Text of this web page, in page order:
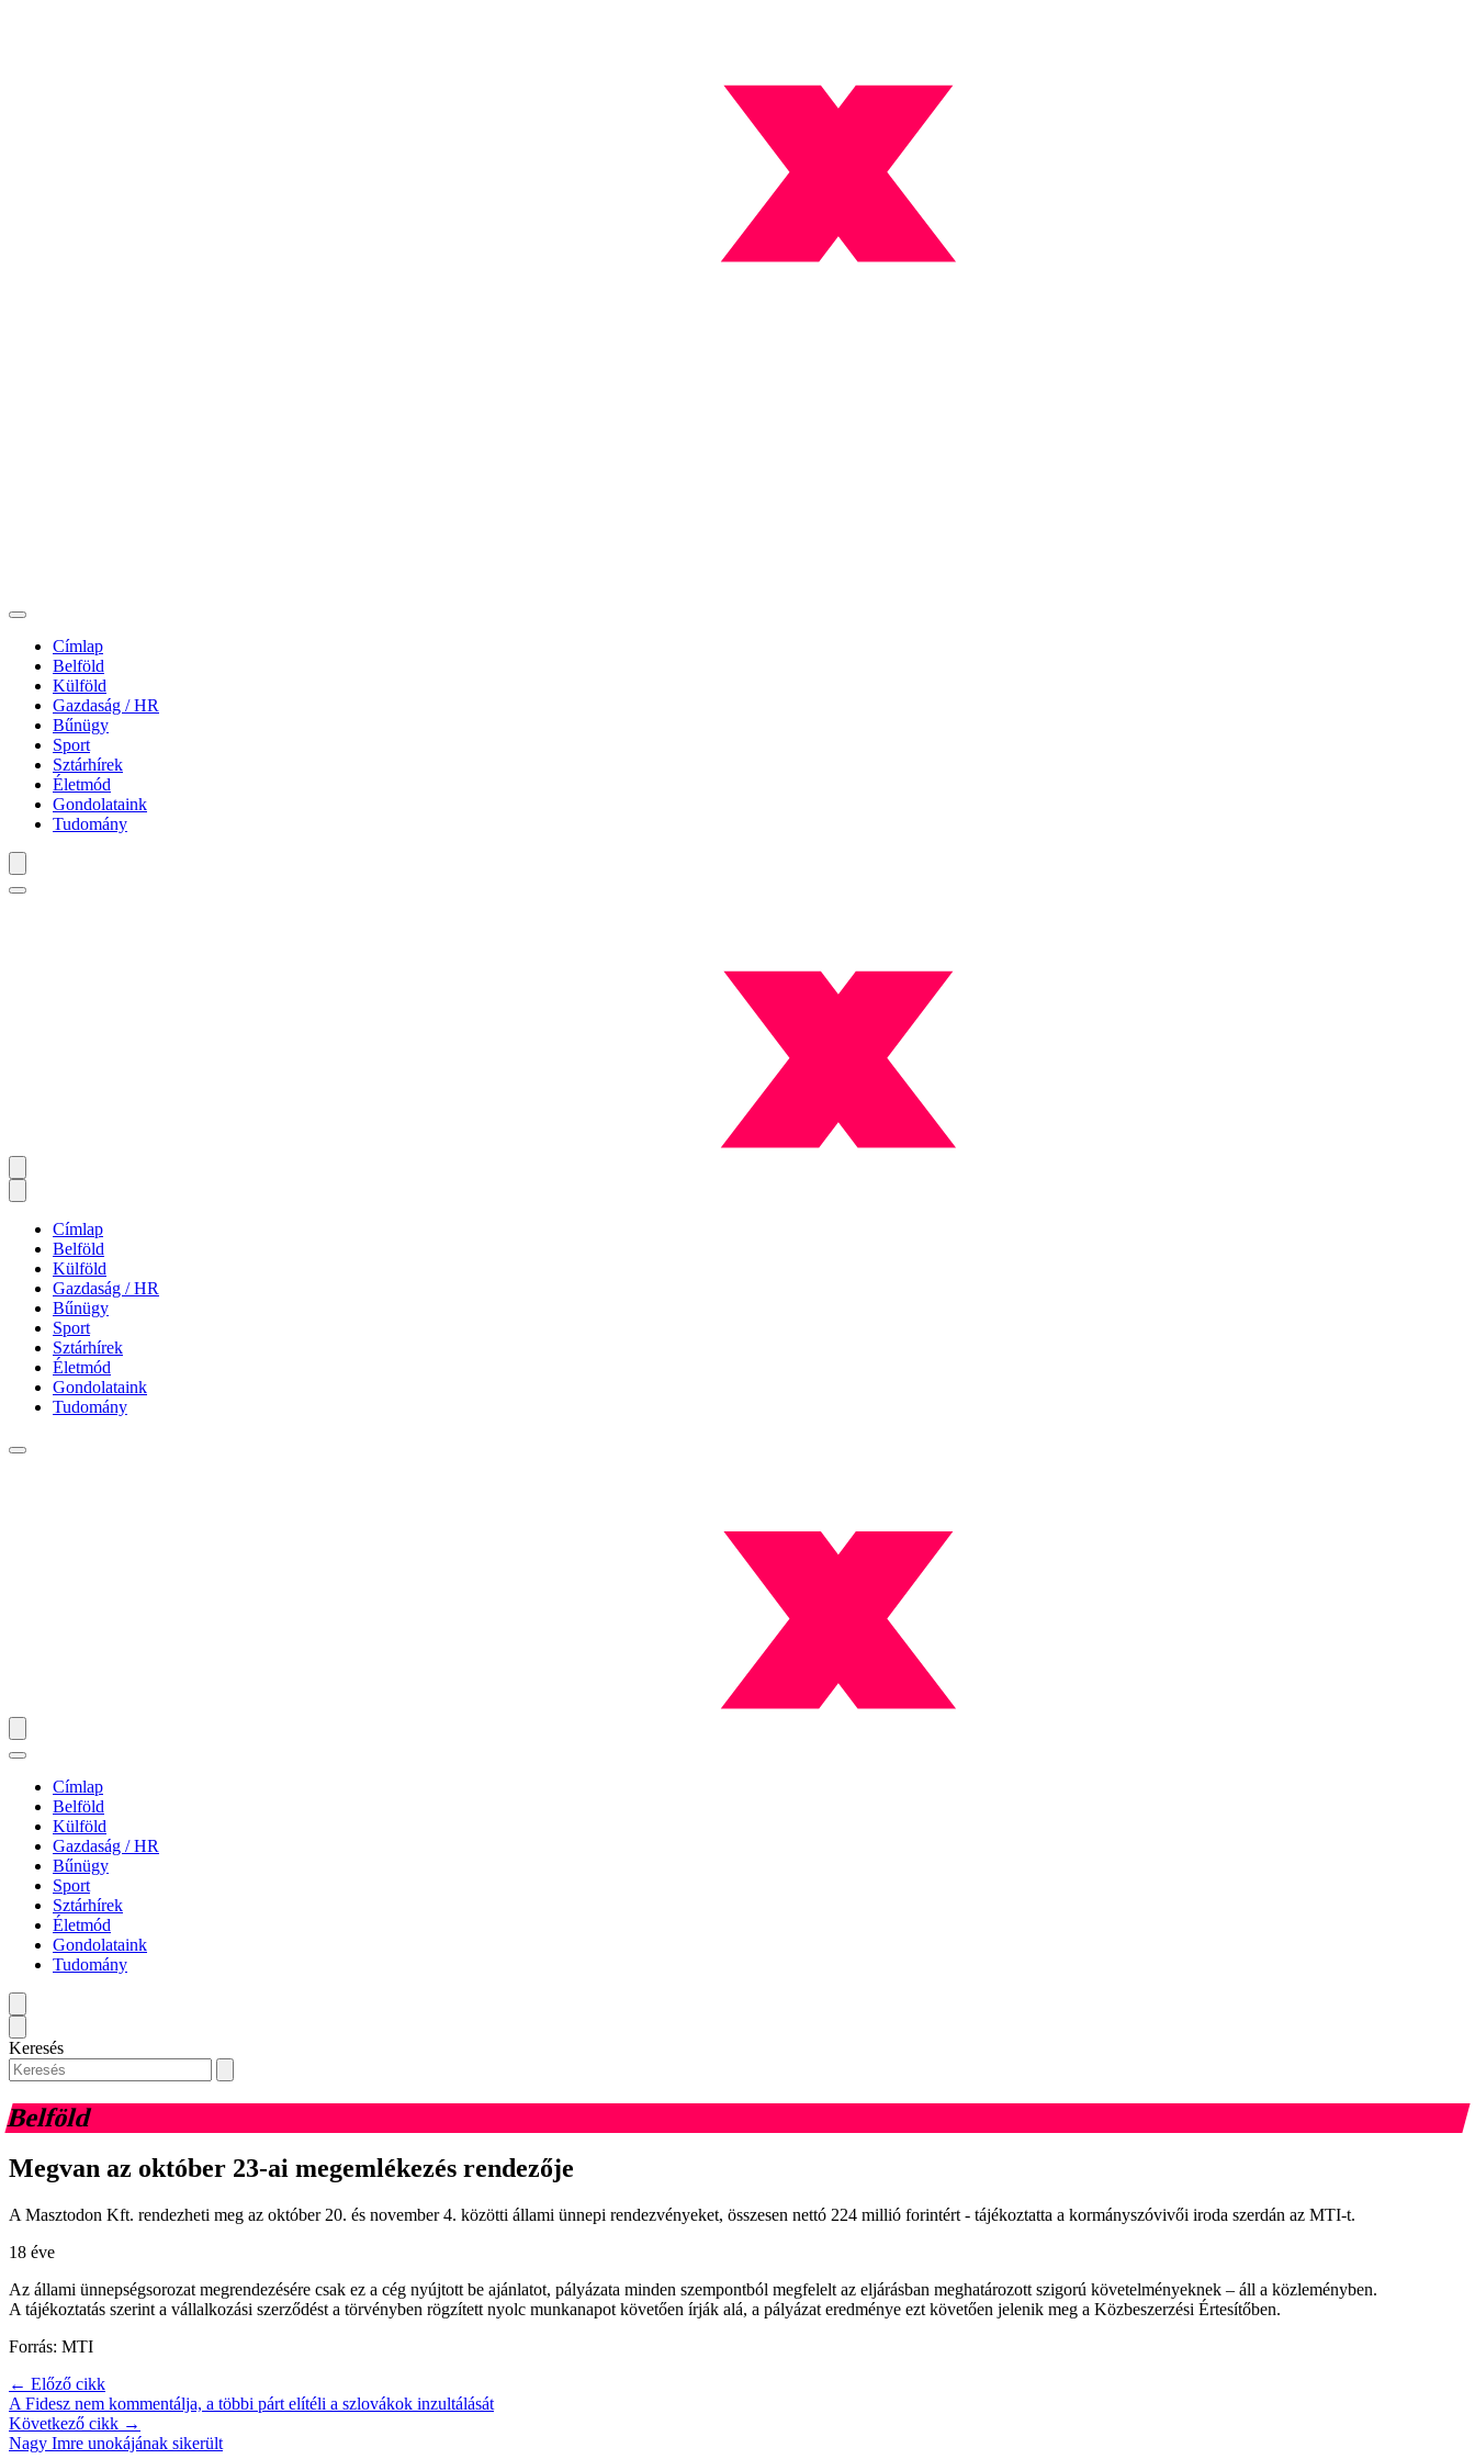
Címlap
Belföld
Külföld
Gazdaság / HR
Bűnügy
Sport
Sztárhírek
Életmód
Gondolataink
Tudomány
Címlap
Belföld
Külföld
Gazdaság / HR
Bűnügy
Sport
Sztárhírek
Életmód
Gondolataink
Tudomány
Címlap
Belföld
Külföld
Gazdaság / HR
Bűnügy
Sport
Sztárhírek
Életmód
Gondolataink
Tudomány
Keresés
Belföld
Megvan az október 23-ai megemlékezés rendezője
A Masztodon Kft. rendezheti meg az október 20. és november 4. közötti állami ünnepi rendezvényeket, összesen nettó 224 millió forintért - tájékoztatta a kormányszóvivői iroda szerdán az MTI-t.
18 éve
Az állami ünnepségsorozat megrendezésére csak ez a cég nyújtott be ajánlatot, pályázata minden szempontból megfelelt az eljárásban meghatározott szigorú követelményeknek – áll a közleményben.
A tájékoztatás szerint a vállalkozási szerződést a törvényben rögzített nyolc munkanapot követően írják alá, a pályázat eredménye ezt követően jelenik meg a Közbeszerzési Értesítőben.
Forrás: MTI
← Előző cikk
A Fidesz nem kommentálja, a többi párt elítéli a szlovákok inzultálását
Következő cikk →
Nagy Imre unokájának sikerült